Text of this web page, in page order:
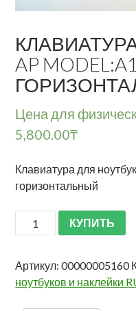
AP
Цена для
5,800.00₸
Клавиатура для
горизонтальный
КУПИТЬ
Артикул:00000005160
ноутбуков и наклейки